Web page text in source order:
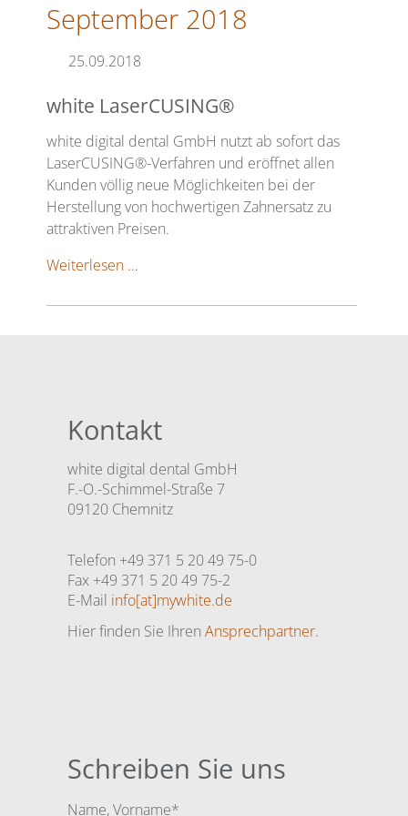
September 2018
25.09.2018
white LaserCUSING®
white digital dental GmbH nutzt ab sofort das
LaserCUSING®-Verfahren und eröffnet allen
Kunden völlig neue Möglichkeiten bei der
Herstellung von hochwertigen Zahnersatz zu
attraktiven Preisen.
Weiterlesen …
Kontakt
white digital dental GmbH
F.-O.-Schimmel-Straße 7
09120 Chemnitz
Telefon +49 371 5 20 49 75-0
Fax +49 371 5 20 49 75-2
E-Mail info[at]mywhite.de
Hier finden Sie Ihren Ansprechpartner.
Schreiben Sie uns
Pflichtfeld
Name, Vorname*